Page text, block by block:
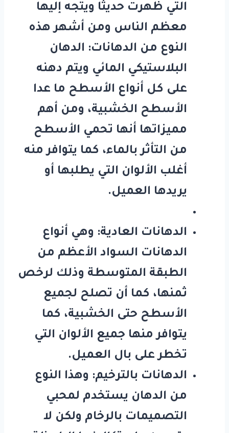
التي ظهرت حديثا ويتجه إليها
معظم الناس ومن أشهر هذه
النوع من الدهانات: الدهان
البلاستيكي المائي ويتم دهنه
على كل أنواع الأسطح ما عدا
الأسطح الخشبية، ومن أهم
مميزاتها أنها تحمي الأسطح
من التأثر بالماء، كما يتوافر منه
أغلب الألوان التي يطلبها أو
يريدها العميل.
الدهانات العادية: وهي أنواع
الدهانات السواد الأعظم من
الطبقة المتوسطة وذلك لرخص
ثمنها، كما أن تصلح لجميع
الأسطح حتى الخشبية، كما
يتوافر منها جميع الألوان التي
تخطر على بال العميل.
الدهانات بالترخيم: وهذا النوع
من الدهان يستخدم لمحبي
التصميمات بالرخام ولكن لا